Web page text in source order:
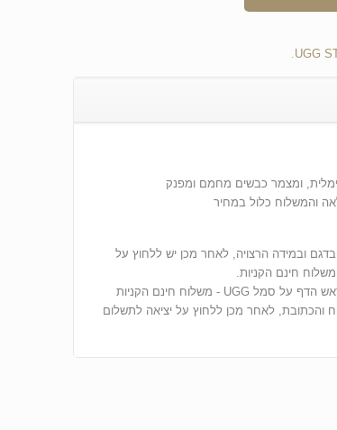
UGG
.
ומצמר כבשים מחמם ומפנק
והמשלוח כלול במחיר
בדגם ובמידה הרצויה, לאחר מכן יש ללחוץ על
לאחר מכן יש ללחוץ בראש הדף על סמל UGG - משלוח חינם הקניות
והכתובת, לאחר מכן ללחוץ על יציאה לתשלום